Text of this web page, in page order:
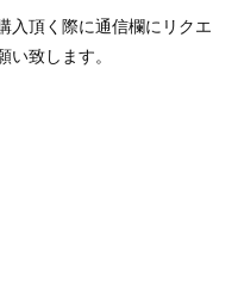
入頂く際に通信欄にリクエ
致します。